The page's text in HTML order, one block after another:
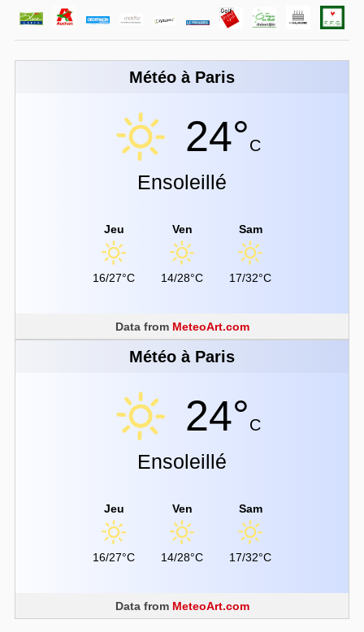
Météo à Paris
24°C
Ensoleillé
Jeu
16/27°C
Ven
14/28°C
Sam
17/32°C
Data from MeteoArt.com
Météo à Paris
24°C
Ensoleillé
Jeu
16/27°C
Ven
14/28°C
Sam
17/32°C
Data from MeteoArt.com